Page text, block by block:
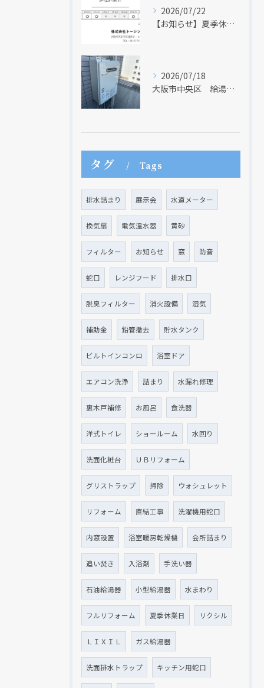
2026/07/22
【お知らせ】夏季休業日のお知らせ【２０２６年】
2026/07/18
大阪市中央区 給湯器のリモコンが無くても、リモコンを設置する方法はあります
タグ Tags
排水詰まり 展示会 水道メーター
換気扇 電気温水器 黄砂
フィルター お知らせ 窓 防音
蛇口 レンジフード 排水口
脱臭フィルター 消火設備 湿気
補助金 鉛管撤去 貯水タンク
ビルトインコンロ 浴室ドア
エアコン洗浄 詰まり 水漏れ修理
裏木戸補修 お風呂 食洗器
洋式トイレ ショールーム 水回り
洗面化粧台 ＵＢリフォーム
グリストラップ 掃除 ウォシュレット
リフォーム 直結工事 洗濯機用蛇口
内窓設置 浴室暖房乾燥機 会所詰まり
追い焚き 入浴剤 手洗い器
石油給湯器 小型給湯器 水まわり
フルリフォーム 夏季休業日 リクシル
ＬＩＸＩＬ ガス給湯器
洗面排水トラップ キッチン用蛇口
クリックでチラシのページにジャンプします
クリックでチラシのページにジャンプします